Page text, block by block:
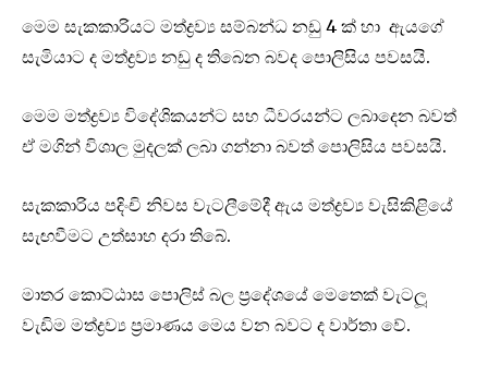
මෙම සැකකාරියට මත්ද්‍රව්‍ය සම්බන්ධ නඩු 4 ක් හා ඇයගේ
සැමියාට ද මත්ද්‍රව්‍ය නඩු ද තිබෙන බවද පොලිසිය පවසයි.
මෙම මත්ද්‍රව්‍ය විදේශිකයන්ට සහ ධීවරයන්ට ලබාදෙන බවත්
ඒ මගින් විශාල මුදලක් ලබා ගන්නා බවත් පොලිසිය පවසයි.
සැකකාරිය පදිංචි නිවස වැටලීමේදී ඇය මත්ද්‍රව්‍ය වැසිකිළියේ
සැඟවීමට උත්සාහ දරා තිබේ.
මාතර කොට්ඨාස පොලිස් බල ප‍්‍රදේශයේ මෙතෙක් වැටලූ
වැඩිම මත්ද්‍රව්‍ය ප‍්‍රමාණය මෙය වන බවට ද වාර්තා වේ.